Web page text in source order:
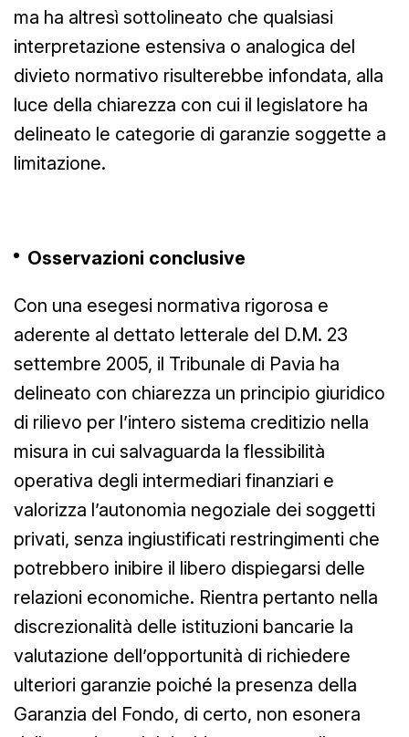
ma ha altresì sottolineato che qualsiasi
interpretazione estensiva o analogica del
divieto normativo risulterebbe infondata, alla
luce della chiarezza con cui il legislatore ha
delineato le categorie di garanzie soggette a
limitazione.
Osservazioni conclusive
Con una esegesi normativa rigorosa e
aderente al dettato letterale del D.M. 23
settembre 2005, il Tribunale di Pavia ha
delineato con chiarezza un principio giuridico
di rilievo per l’intero sistema creditizio nella
misura in cui salvaguarda la flessibilità
operativa degli intermediari finanziari e
valorizza l’autonomia negoziale dei soggetti
privati, senza ingiustificati restringimenti che
potrebbero inibire il libero dispiegarsi delle
relazioni economiche. Rientra pertanto nella
discrezionalità delle istituzioni bancarie la
valutazione dell’opportunità di richiedere
ulteriori garanzie poiché la presenza della
Garanzia del Fondo, di certo, non esonera